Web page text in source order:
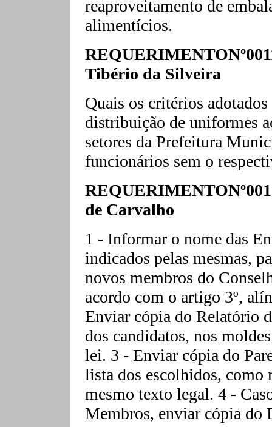
reaproveitamento de
alimentícios.
Tibério da Silveira
Quais os critérios
distribuição de uniformes
setores da Prefeitura
funcionários sem o
de Carvalho
1 - Informar o nome das
indicados pelas mesmas,
novos membros do
acordo com o artigo 3º,
Enviar cópia do Relatório
dos candidatos, nos
lei. 3 - Enviar cópia do
lista dos escolhidos, como
mesmo texto legal. 4 -
Membros, enviar cópia do